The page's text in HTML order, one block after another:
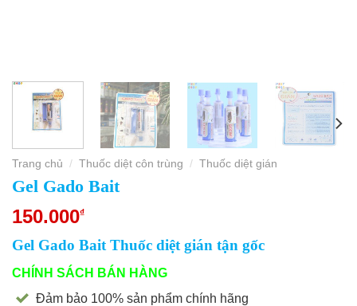
Trang chủ / Thuốc diệt côn trùng / Thuốc diệt gián
Gel Gado Bait
150.000₫
Gel Gado Bait Thuốc diệt gián tận gốc
CHÍNH SÁCH BÁN HÀNG
Đảm bảo 100% sản phẩm chính hãng